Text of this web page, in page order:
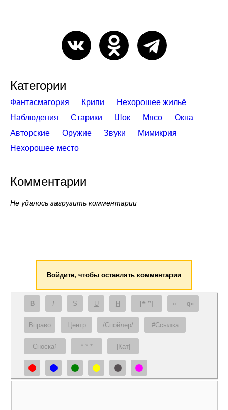
Категории
Фантасмагория Крипи
Нехорошее жильё
Наблюдения
Старики Шок Мясо
Окна
Авторские
Оружие Звуки
Мимикрия
Нехорошее место
Комментарии
Не удалось загрузить комментарии
Войдите, чтобы оставлять комментарии
B I S U H [❝ ❞] — q
Вправо Центр /Спойлер/ #Ссылка
Сноска1 * * * |Кат|